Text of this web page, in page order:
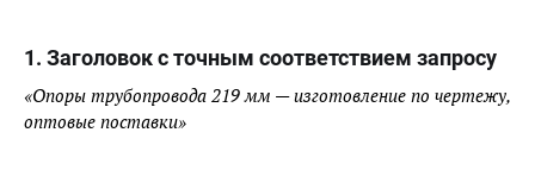
1. Заголовок с точным соответствием запросу
«Опоры трубопровода 219 мм — изготовление по чертежу,
оптовые поставки»